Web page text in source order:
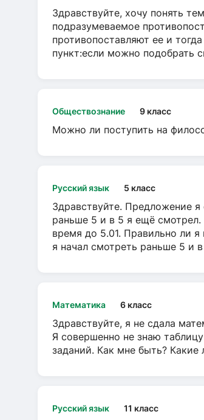
Здравствуйте, хочу понять
подразумеваемое
противопоставляют ее и
пункт:если можно подобрать
Обществознание 9 класс
Можно ли поступить на
Русский язык 5 класс
Здравствуйте. Предложение я
раньше 5 и в 5 я ещё
время до 5.01. Правильно ли я
я начал смотреть раньше 5 и в
Математика 6 класс
Здравствуйте, я не сдала
Я совершенно не знаю
заданий. Как мне быть? Какие
Русский язык 11 класс